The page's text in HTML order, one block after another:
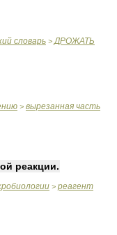
словарь > ДРОЖАТЬ
> вырезанная часть
реакции.
> реагент